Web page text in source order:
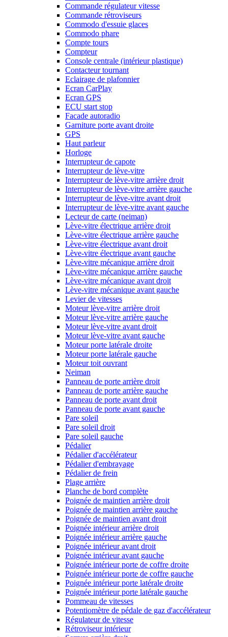
Commande régulateur vitesse
Commande rétroviseurs
Commodo d'essuie glaces
Commodo phare
Compte tours
Compteur
Console centrale (intérieur plastique)
Contacteur tournant
Eclairage de plafonnier
Ecran CarPlay
Ecran GPS
ECU start stop
Facade autoradio
Garniture porte avant droite
GPS
Haut parleur
Horloge
Interrupteur de capote
Interrupteur de lève-vitre
Interrupteur de lève-vitre arrière droit
Interrupteur de lève-vitre arrière gauche
Interrupteur de lève-vitre avant droit
Interrupteur de lève-vitre avant gauche
Lecteur de carte (neiman)
Lève-vitre électrique arrière droit
Lève-vitre électrique arrière gauche
Lève-vitre électrique avant droit
Lève-vitre électrique avant gauche
Lève-vitre mécanique arrière droit
Lève-vitre mécanique arrière gauche
Lève-vitre mécanique avant droit
Lève-vitre mécanique avant gauche
Levier de vitesses
Moteur lève-vitre arrière droit
Moteur lève-vitre arrière gauche
Moteur lève-vitre avant droit
Moteur lève-vitre avant gauche
Moteur porte latérale droite
Moteur porte latérale gauche
Moteur toit ouvrant
Neiman
Panneau de porte arrière droit
Panneau de porte arrière gauche
Panneau de porte avant droit
Panneau de porte avant gauche
Pare soleil
Pare soleil droit
Pare soleil gauche
Pédalier
Pédalier d'accélérateur
Pédalier d'embrayage
Pédalier de frein
Plage arrière
Planche de bord complète
Poignée de maintien arrière droit
Poignée de maintien arrière gauche
Poignée de maintien avant droit
Poignée intérieur arrière droit
Poignée intérieur arrière gauche
Poignée intérieur avant droit
Poignée intérieur avant gauche
Poignée intérieur porte de coffre droite
Poignée intérieur porte de coffre gauche
Poignée intérieur porte latérale droite
Poignée intérieur porte latérale gauche
Pommeau de vitesses
Potentiomètre de pédale de gaz d'accélérateur
Régulateur de vitesse
Rétroviseur intérieur